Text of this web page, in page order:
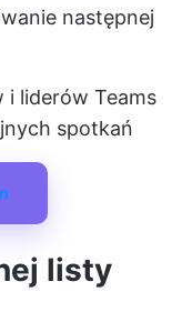
następnej
i liderów Teams
spotkań
listy